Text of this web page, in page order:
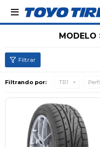

MODELO
Filtrando por: TR1